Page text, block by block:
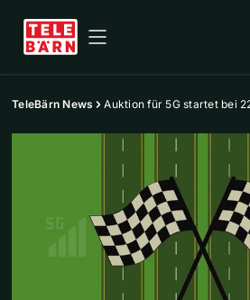
TeleBärn News Auktion für 5G startet bei